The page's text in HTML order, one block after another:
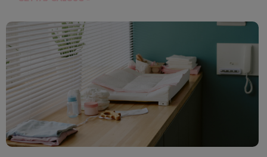
model od sprawdzonych producentów, takich jakby ASTRUP,
HuggimalsczyMembantu
, masz pewność, że dajesz swojemu
dziecku bezpieczne i skuteczne wsparcie każdego dnia.